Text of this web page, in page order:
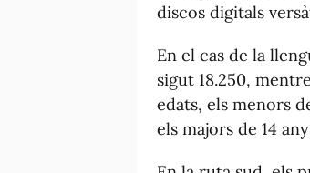
discos digitals
En el cas de la
sigut 18.250,
edats, els menors
els majors de 14